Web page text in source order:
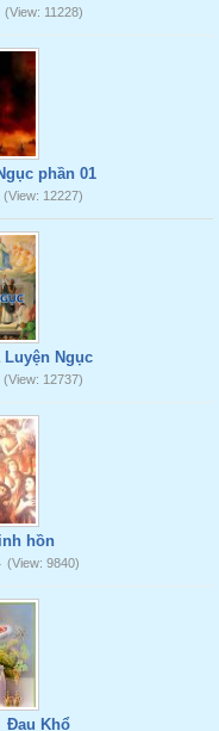
(View: 11228)
phần 01
(View: 12227)
Ngục
(View: 12737)
hồn
(View: 9840)
Khổ